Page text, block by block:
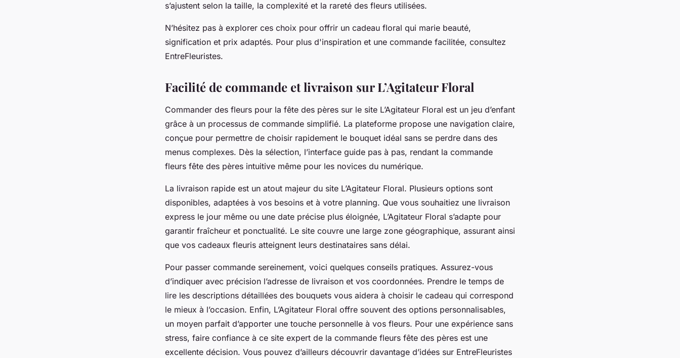
s’ajustent selon la taille, la complexité et la rareté des fleurs utilisées.
N’hésitez pas à explorer ces choix pour offrir un cadeau floral qui marie beauté,
signification et prix adaptés. Pour plus d'inspiration et une commande facilitée, consultez
EntreFleuristes.
Facilité de commande et livraison sur L’Agitateur Floral
Commander des fleurs pour la fête des pères sur le site L’Agitateur Floral est un jeu d’enfant
grâce à un processus de commande simplifié. La plateforme propose une navigation claire,
conçue pour permettre de choisir rapidement le bouquet idéal sans se perdre dans des
menus complexes. Dès la sélection, l’interface guide pas à pas, rendant la commande
fleurs fête des pères intuitive même pour les novices du numérique.
La livraison rapide est un atout majeur du site L’Agitateur Floral. Plusieurs options sont
disponibles, adaptées à vos besoins et à votre planning. Que vous souhaitiez une livraison
express le jour même ou une date précise plus éloignée, L’Agitateur Floral s’adapte pour
garantir fraîcheur et ponctualité. Le site couvre une large zone géographique, assurant ainsi
que vos cadeaux fleuris atteignent leurs destinataires sans délai.
Pour passer commande sereinement, voici quelques conseils pratiques. Assurez-vous
d’indiquer avec précision l’adresse de livraison et vos coordonnées. Prendre le temps de
lire les descriptions détaillées des bouquets vous aidera à choisir le cadeau qui correspond
le mieux à l’occasion. Enfin, L’Agitateur Floral offre souvent des options personnalisables,
un moyen parfait d’apporter une touche personnelle à vos fleurs. Pour une expérience sans
stress, faire confiance à ce site expert de la commande fleurs fête des pères est une
excellente décision. Vous pouvez d’ailleurs découvrir davantage d’idées sur EntreFleuristes